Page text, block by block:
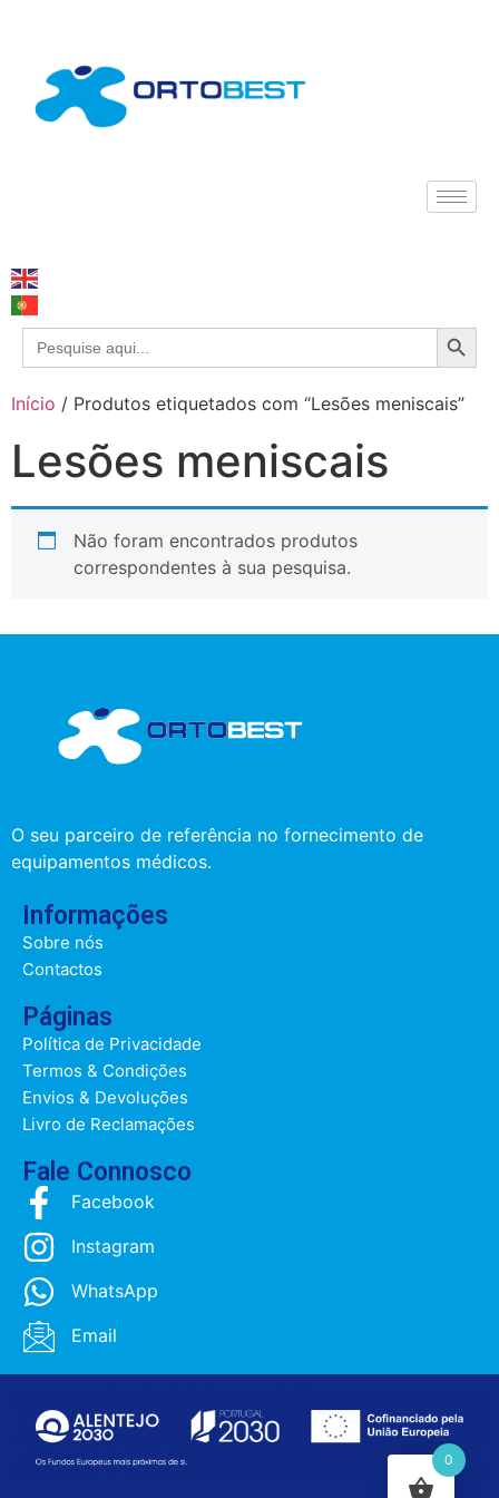
Search
for:
Início / Produtos etiquetados com “Lesões meniscais”
Lesões meniscais
Não foram encontrados produtos
correspondentes à sua pesquisa.
O seu parceiro de referência no fornecimento de
equipamentos médicos.
Informações
Sobre nós
Contactos
Páginas
Política de Privacidade
Termos & Condições
Envios & Devoluções
Livro de Reclamações
Fale Connosco
Facebook
Instagram
WhatsApp
Email
0